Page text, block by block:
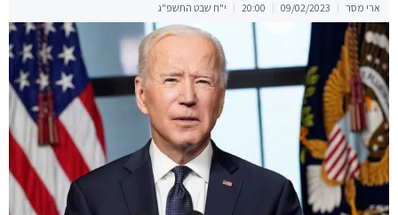
ארי מסר 09/02/2023
20:00 י"ח שבט התשפ"ג